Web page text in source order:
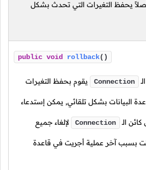
يحفظ التغيرات التي تحدث بشكل
public void rollback()
Connection يقوم بحفظ التغيرات
البيانات بشكل تلقائي, يمكن إستدعاء
الـ Connection لإلغاء جميع
بسبب آخر عملية أجريت في قاعدة